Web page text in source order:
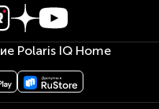
Polaris IQ Home